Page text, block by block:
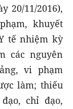
20/11/2016),
khuyết
tế nhiệm kỳ
các nguyên
vi phạm
làm; thiếu
chỉ đạo,